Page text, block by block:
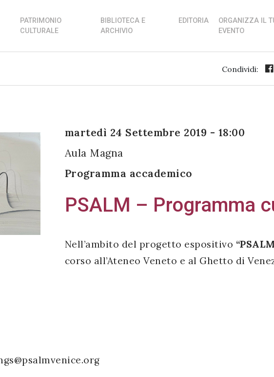
PATRIMONIO
CULTURALE
BIBLIOTECA E
ARCHIVIO
EDITORIA
ORGANIZZA IL
EVENTO
Condividi:
martedì 24 Settembre 2019 - 18:00
Aula Magna
Programma accademico
PSALM – Programma
Nell’ambito del progetto espositivo
corso all’Ateneo Veneto e al Ghetto di